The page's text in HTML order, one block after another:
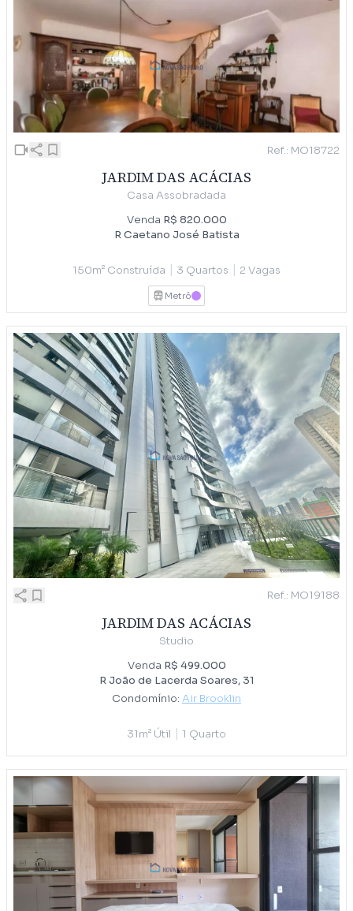
Ref.: MO18722
JARDIM DAS ACÁCIAS
Casa Assobradada
Venda R$ 820.000
R Caetano José Batista
150m² Construída 3 Quartos 2 Vagas
Metrô LILAS
Ref.: MO19188
JARDIM DAS ACÁCIAS
Studio
Venda R$ 499.000
R João de Lacerda Soares, 31
Condomínio: Air Brooklin
31m² Útil | 1 Quarto